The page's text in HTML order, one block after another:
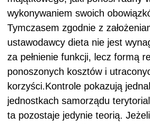
wykonywaniem swoich
Tymczasem zgodnie z
ustawodawcy dieta nie jest
za pełnienie funkcji, lecz formą
ponoszonych kosztów i
korzyści.Kontrole pokazują
jednostkach samorządu
ta pozostaje jedynie teorią.